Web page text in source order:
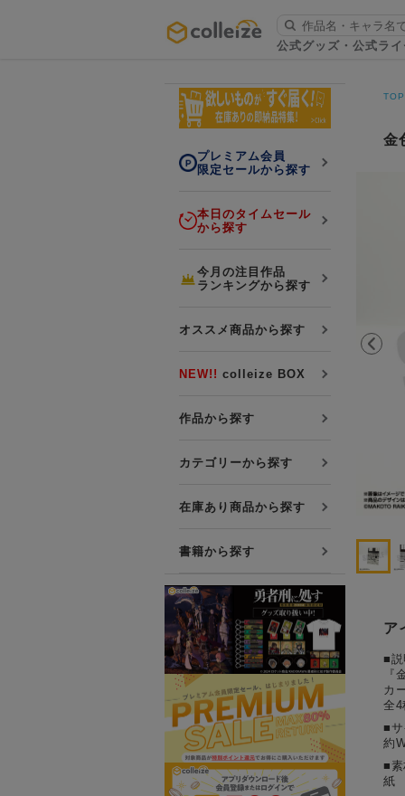
公式グッズ・公式ラ
ログイン・会員登録
初回アプリ利用限定！500ptプレ
詳細
「お取寄せ商品」と「お取寄せ手数料」
プレミアム会員について
プレミアム会員
限定セールから探す
本日のタイムセール
から探す
今月の注目作品
ランキングから探す
オススメ商品から探す
NEW!! colleize BOX
作品から探す
カテゴリーから探す
在庫あり商品から探す
書籍から探す
TOP
金
ア
■
『
カ
全4
■
約
■
紙